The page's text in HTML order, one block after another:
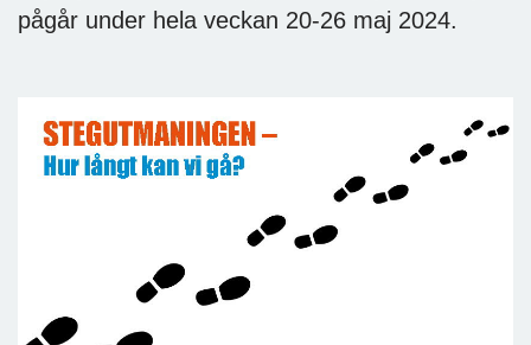
pågår under hela veckan 20-26 maj 2024.